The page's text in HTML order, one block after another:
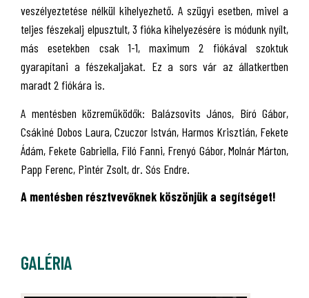
veszélyeztetése nélkül kihelyezhető. A szügyi esetben, mivel a
teljes fészekalj elpusztult, 3 fióka kihelyezésére is módunk nyílt,
más esetekben csak 1-1, maximum 2 fiókával szoktuk
gyarapítani a fészekaljakat. Ez a sors vár az állatkertben
maradt 2 fiókára is.
A mentésben közreműködők: Balázsovits János, Bíró Gábor,
Csákiné Dobos Laura, Czuczor István, Harmos Krisztián, Fekete
Ádám, Fekete Gabriella, Filó Fanni, Frenyó Gábor, Molnár Márton,
Papp Ferenc, Pintér Zsolt, dr. Sós Endre.
A mentésben résztvevőknek köszönjük a segítséget!
GALÉRIA